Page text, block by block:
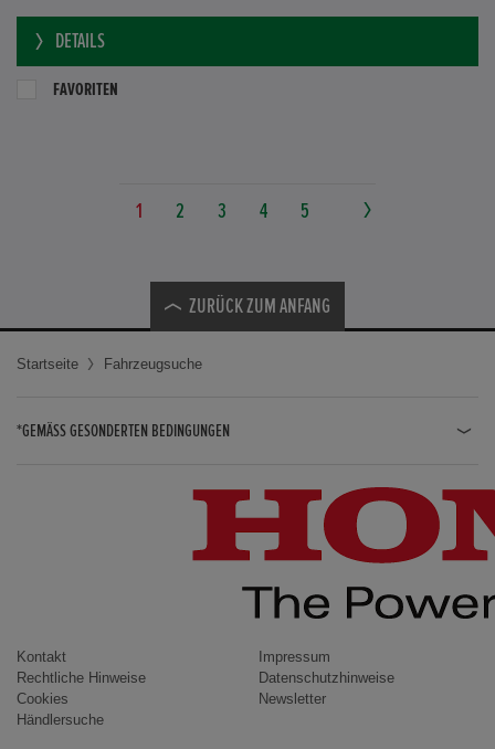
DETAILS
FAVORITEN
1 2 3 4 5
ZURÜCK ZUM ANFANG
Startseite Fahrzeugsuche
*GEMÄSS GESONDERTEN BEDINGUNGEN
CIVIC / CIVIC LIMOUSINE
INSIGHT
ACCORD
Kontakt
Impressum
Rechtliche Hinweise
Datenschutzhinweise
Cookies
Newsletter
Händlersuche